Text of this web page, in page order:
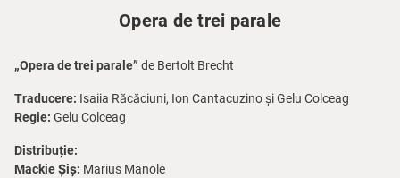
Opera de trei parale
„Opera de trei parale” de Bertolt Brecht
Traducere: Isaiia Răcăciuni, Ion Cantacuzino și Gelu Colceag
Regie: Gelu Colceag
Distribuție:
Mackie Șiș: Marius Manole